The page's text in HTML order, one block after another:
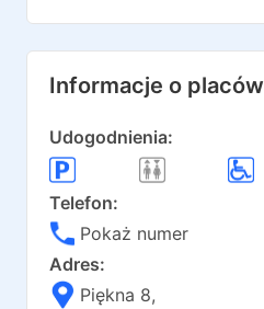
Informacje o
Udogodnienia:
Telefon:
Pokaż numer
Adres:
Piękna 8,